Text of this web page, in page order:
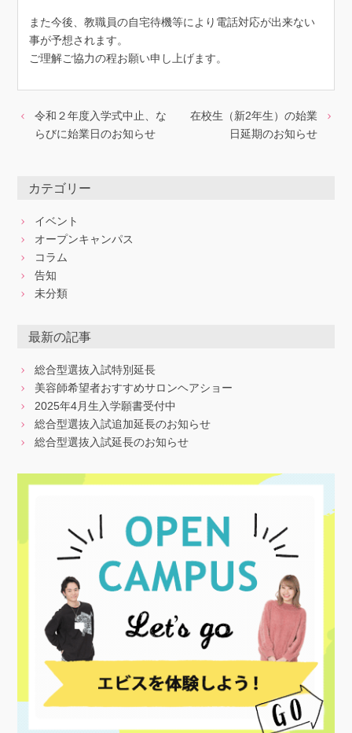
また今後、教職員の自宅待機等により電話対応が出来ない
事が予想されます。
ご理解ご協力の程お願い申し上げます。
令和２年度入学式中止、な
らびに始業日のお知らせ
在校生（新2年生）の始業
日延期のお知らせ
カテゴリー
イベント
オープンキャンパス
コラム
告知
未分類
最新の記事
総合型選抜入試特別延長
美容師希望者おすすめサロンヘアショー
2025年4月生入学願書受付中
総合型選抜入試追加延長のお知らせ
総合型選抜入試延長のお知らせ